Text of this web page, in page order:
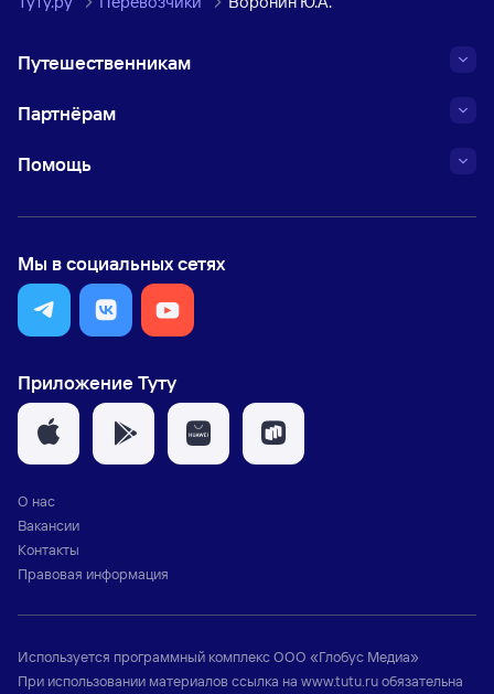
Путешественникам
Партнёрам
Помощь
Мы в социальных сетях
Приложение Туту
О нас
Вакансии
Контакты
Правовая информация
Используется программный комплексООО «Глобус Медиа»
При использовании материалов ссылка на www.tutu.ruобязательна